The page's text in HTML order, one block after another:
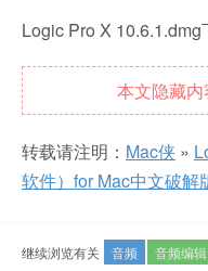
Logic Pro X 10.6.1.dmg
本文隐藏内
转载请注明： Mac侠 »
软件）for Mac中文破解
继续浏览有关 音频 音频编辑